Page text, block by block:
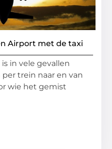
Airport met de taxi
in vele gevallen
trein naar en van
wie het gemist